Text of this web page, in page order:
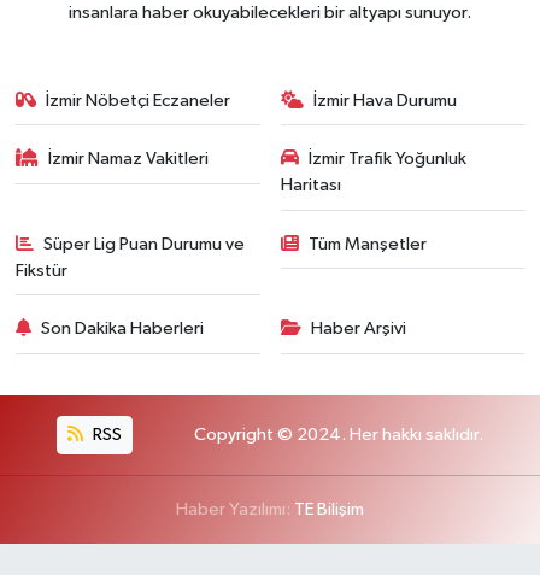
insanlara haber okuyabilecekleri bir altyapı sunuyor.
İzmir Nöbetçi Eczaneler İzmir Hava Durumu
İzmir Namaz Vakitleri
İzmir Trafik Yoğunluk
Haritası
Süper Lig Puan Durumu ve
Fikstür
Tüm Manşetler
Son Dakika Haberleri Haber Arşivi
RSS Copyright © 2024. Her hakkı saklıdır.
Haber Yazılımı: TE Bilişim